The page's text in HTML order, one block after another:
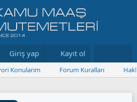
Neler yeni Kaynaklar
Giriş yap Kayıt ol
Konularım Forum Kuralları